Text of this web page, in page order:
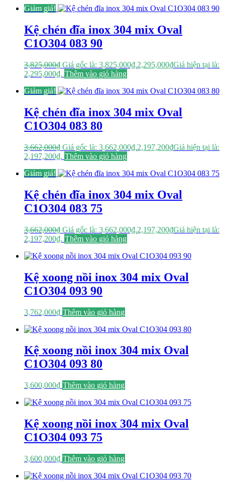
Giảm giá!
Kệ chén đĩa inox 304 mix Oval
C1O304 083 90
3,825,000₫ Giá gốc là: 3,825,000₫.2,295,000₫Giá hiện tại là:
2,295,000₫. Thêm vào giỏ hàng
Giảm giá!
Kệ chén đĩa inox 304 mix Oval
C1O304 083 80
3,662,000₫ Giá gốc là: 3,662,000₫.2,197,200₫Giá hiện tại là:
2,197,200₫. Thêm vào giỏ hàng
Giảm giá!
Kệ chén đĩa inox 304 mix Oval
C1O304 083 75
3,662,000₫ Giá gốc là: 3,662,000₫.2,197,200₫Giá hiện tại là:
2,197,200₫. Thêm vào giỏ hàng
Kệ xoong nồi inox 304 mix Oval
C1O304 093 90
3,762,000₫ Thêm vào giỏ hàng
Kệ xoong nồi inox 304 mix Oval
C1O304 093 80
3,600,000₫ Thêm vào giỏ hàng
Kệ xoong nồi inox 304 mix Oval
C1O304 093 75
3,600,000₫ Thêm vào giỏ hàng